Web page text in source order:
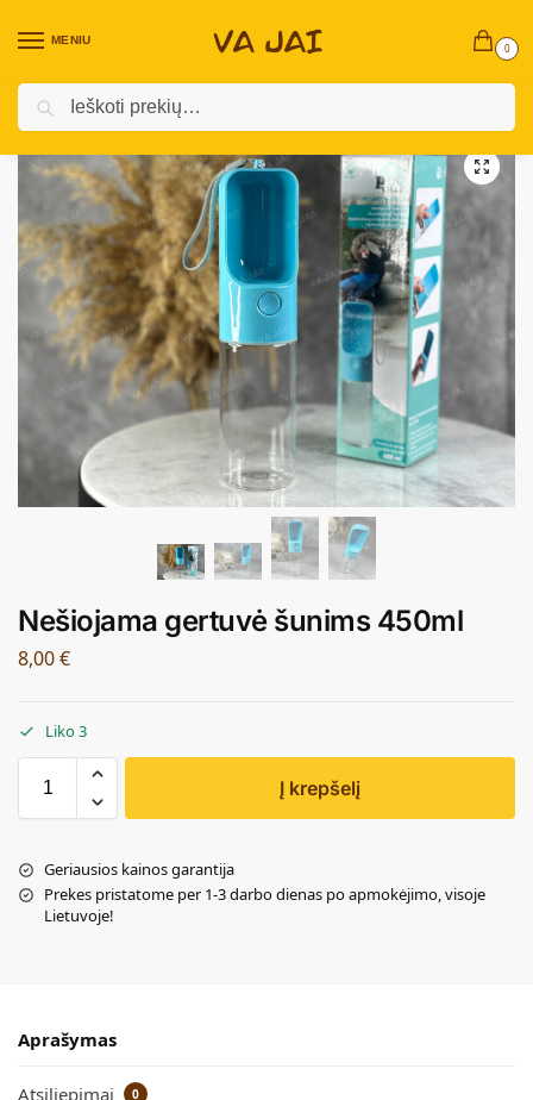
MENIU
0
Pradžia / Prekės augintiniams
Nešiojama gertuvė šunims 450ml
8,00€
Liko 3
Į krepšelį
Geriausios kainos garantija
Prekes pristatome per 1-3 darbo dienas po apmokėjimo, visoje
Lietuvoje!
Aprašymas
Atsiliepimai 0